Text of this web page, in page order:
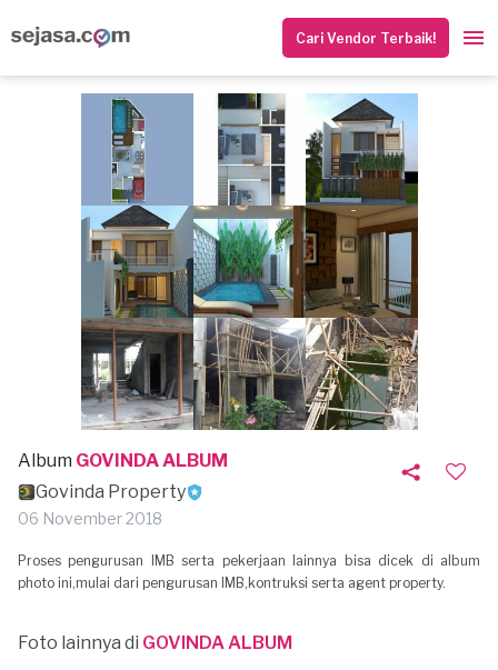
Cari Vendor Terbaik!
Album GOVINDA ALBUM
Govinda Property
06 November 2018
Proses pengurusan IMB serta pekerjaan lainnya bisa dicek di album
photo ini,mulai dari pengurusan IMB,kontruksi serta agent property.
Foto lainnya di GOVINDA ALBUM